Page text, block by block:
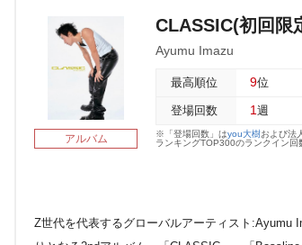
アルバム
CLASSIC(初回限
Ayumu Imazu
最高順位 9位
登場回数 1 週
※「登場回数」はyou大樹および法
ランキングTOP300のランクイン回
Z世代を代表するグローバルアーティスト:Ayumu